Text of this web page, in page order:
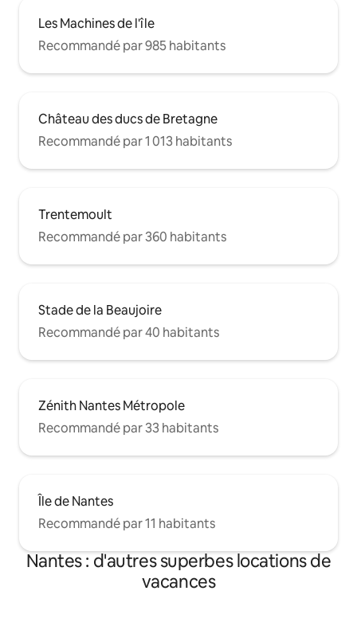
Les Machines de l'île
Recommandé par 985 habitants
Château des ducs de Bretagne
Recommandé par 1 013 habitants
Trentemoult
Recommandé par 360 habitants
Stade de la Beaujoire
Recommandé par 40 habitants
Zénith Nantes Métropole
Recommandé par 33 habitants
Île de Nantes
Recommandé par 11 habitants
Nantes : d'autres superbes locations de
vacances